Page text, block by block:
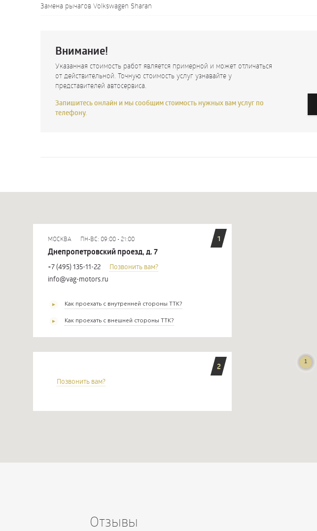
Замена рычагов Volkswagen Sharan
Внимание!
Указанная стоимость работ является примерной и может отличаться
от действительной. Точную стоимость услуг узнавайте у
представителей автосервиса.
Запишитесь онлайн и мы сообщим стоимость нужных вам услуг по
телефону.
1
МОСКВА ПН-ВС: 09:00 - 21:00
Днепропетровский проезд, д. 7
+7 (495) 135-11-22
Позвонить вам?
info@vag-motors.ru
Как проехать с внутренней стороны ТТК?
Как проехать с внешней стороны ТТК?
2
Позвонить вам?
Отзывы